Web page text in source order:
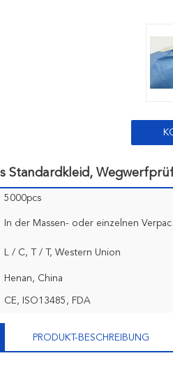
Standardkleid,
5000pcs
L / C, T / T, Western Union
Henan, China
CE, ISO13485, FDA
PRODUKT-BESCHREIBUNG